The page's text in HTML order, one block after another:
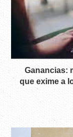
Ganancias:
que exime a